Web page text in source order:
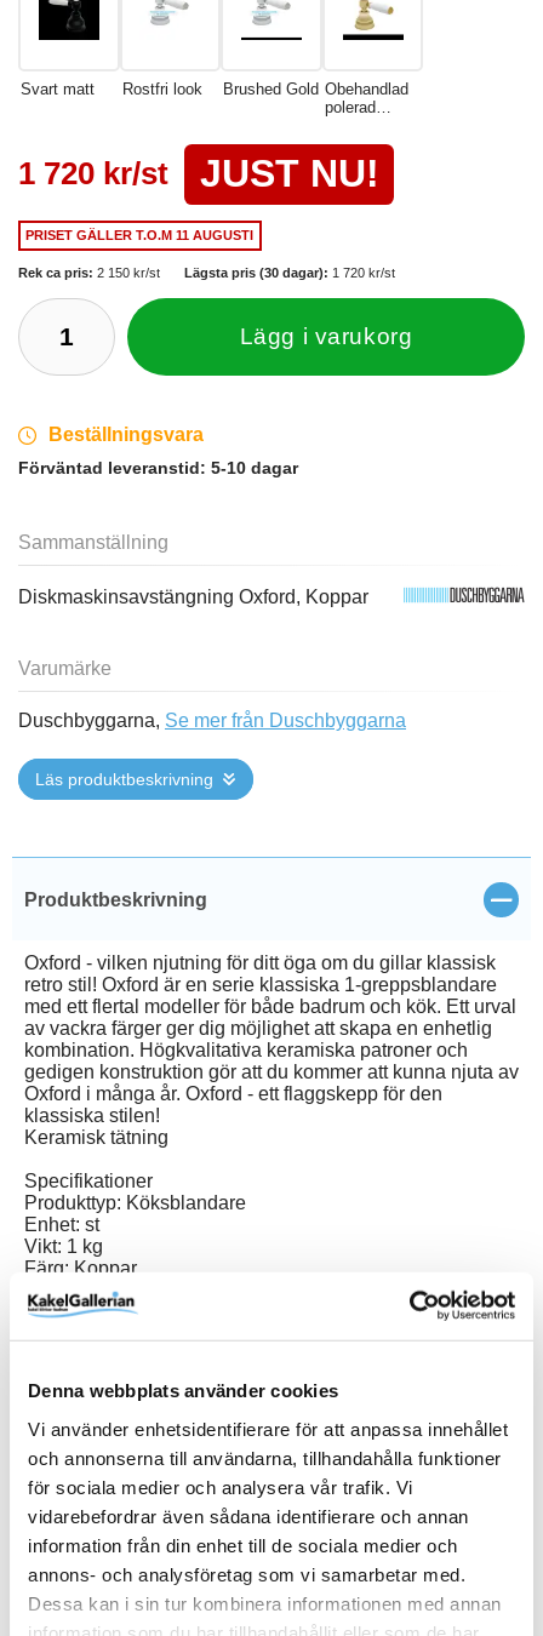
Denna webbplats använder cookies
Vi använder enhetsidentifierare för att anpassa innehållet
och annonserna till användarna, tillhandahålla funktioner
för sociala medier och analysera vår trafik. Vi
vidarebefordrar även sådana identifierare och annan
information från din enhet till de sociala medier och
annons- och analysföretag som vi samarbetar med.
Dessa kan i sin tur kombinera informationen med annan
Svart matt Rostfri look Brushed Gold Obehandlad
polerad
1 720 kr/st JUST NU!
PRISET GÄLLERT.O.M 11 AUGUSTI
Rek ca pris: 2 150 kr/st Lägsta pris (30 dagar): 1 720 kr/st
Lägg i varukorg
Beställningsvara
Förväntad leveranstid: 5-10 dagar
Sammanställning
Diskmaskinsavstängning Oxford, Koppar
Varumärke
Duschbyggarna, Se mer från Duschbyggarna
Läs produktbeskrivning
Produktbeskrivning Stäng
Oxford - vilken njutning för ditt öga om du gillar klassisk
retro stil! Oxford är en serie klassiska 1-greppsblandare
med ett flertal modeller för både badrum och kök. Ett urval
av vackra färger ger dig möjlighet att skapa en enhetlig
kombination. Högkvalitativa keramiska patroner och
gedigen konstruktion gör att du kommer att kunna njuta av
Oxford i många år. Oxford - ett flaggskepp för den
klassiska stilen!
Keramisk tätning
Specifikationer
Produkttyp: Köksblandare
Enhet: st
Vikt: 1 kg
Färg: Koppar
Produktinformation
Art.Nr 19243RAO
Färg Koppar
Varumärke Duschbyggarna
SKU / artikelnummer: 19243RAO-DB